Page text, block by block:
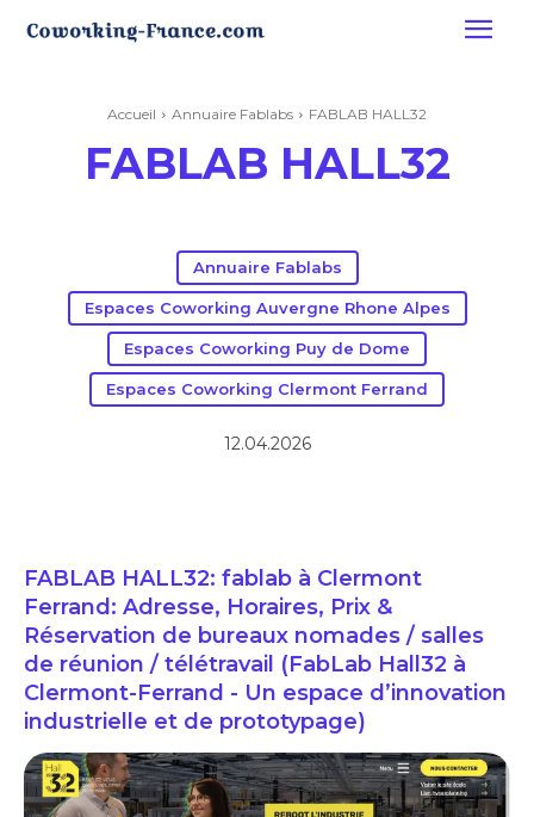
Accueil Annuaire Fablabs FABLAB HALL32
FABLAB HALL32
Annuaire Fablabs
Espaces Coworking Auvergne Rhone Alpes
Espaces Coworking Puy de Dome
Espaces Coworking Clermont Ferrand
12.04.2026
FABLAB HALL32: fablab à Clermont
Ferrand: Adresse, Horaires, Prix &
Réservation de bureaux nomades / salles
de réunion / télétravail (FabLab Hall32 à
Clermont-Ferrand - Un espace d’innovation
industrielle et de prototypage)